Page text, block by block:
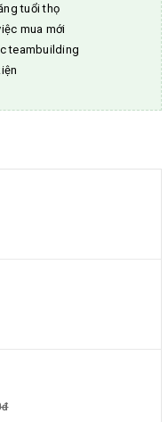
tuổi thọ
mua mới
teambuilding